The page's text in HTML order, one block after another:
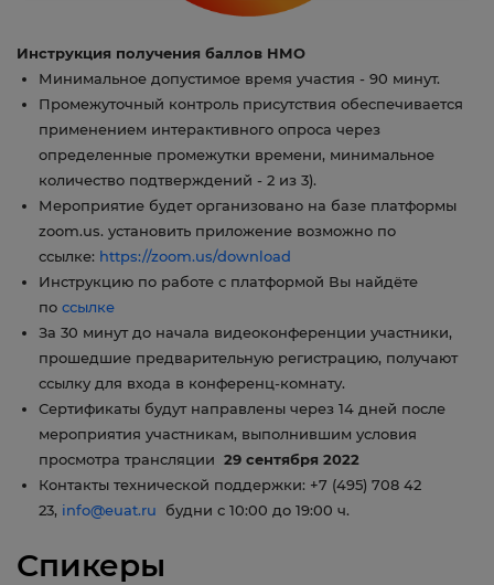
Инструкция получения баллов НМО
Минимальное допустимое время участия - 90 минут.
Промежуточный контроль присутствия обеспечивается
применением интерактивного опроса через
определенные промежутки времени, минимальное
количество подтверждений - 2 из 3).
Мероприятие будет организовано на базе платформы
zoom.us. установить приложение возможно по
ссылке: https://zoom.us/download
Инструкцию по работе с платформой Вы найдёте
по ссылке
За 30 минут до начала видеоконференции участники,
прошедшие предварительную регистрацию, получают
ссылку для входа в конференц-комнату.
Сертификаты будут направлены через 14 дней после
мероприятия участникам, выполнившим условия
просмотра трансляции 29 сентября 2022
Контакты технической поддержки: +7 (495) 708 42
23, info@euat.ru будни с 10:00 до 19:00 ч.
Спикеры